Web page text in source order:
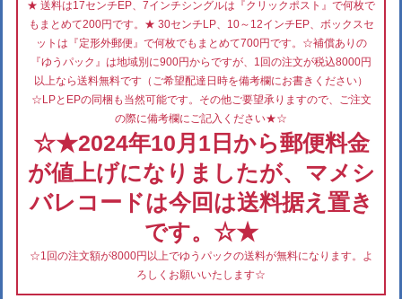
★ 送料は17センチEP、7インチシングルは『クリックポスト』で何枚で
もまとめて200円です。★ 30センチLP、10～12インチEP、ボックスセ
ットは『定形外郵便』で何枚でもまとめて700円です。☆補償ありの
『ゆうパック』は地域別に900円からですが、1回の注文が税込8000円
以上なら送料無料です（ご希望配達日時を備考欄にお書きください）
☆LPとEPの同梱も当然可能です。その他ご要望承りますので、ご注文
の際に備考欄にご記入ください★☆
☆★2024年10月1日から郵便料金
が値上げになりましたが、マメシ
バレコードは今回は送料据え置き
です。☆★
☆1回の注文額が8000円以上でゆうパックの送料が無料になります。よ
ろしくお願いいたします☆